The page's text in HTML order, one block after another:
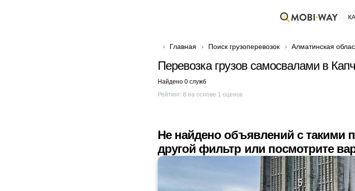
Главная Поиск грузоперевозок Алматинская
Перевозка грузов самосвалами в
Найдено 0 служб
Рейтинг: 8 на основе 1 оценок
Не найдено объявлений с такими
другой фильтр или посмотрите